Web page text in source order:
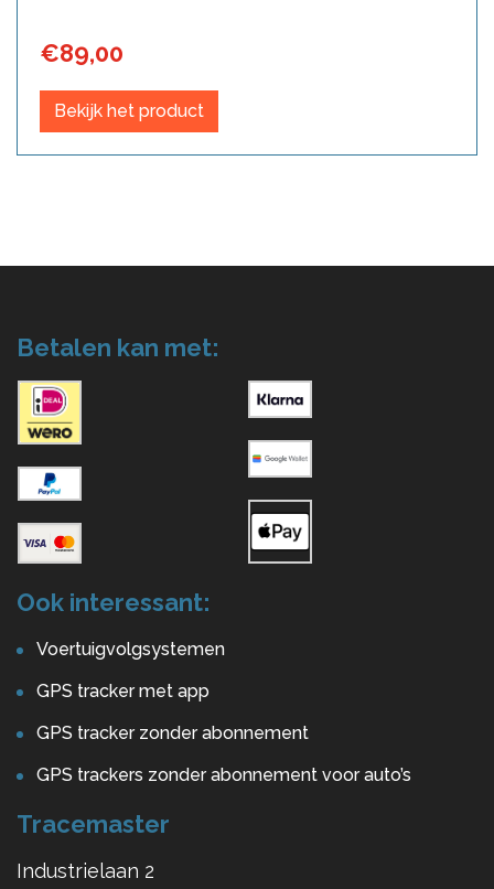
€89,00
Bekijk het product
Betalen kan met:
Ook interessant:
Voertuigvolgsystemen
GPS tracker met app
GPS tracker zonder abonnement
GPS trackers zonder abonnement voor auto’s
Tracemaster
Industrielaan 2